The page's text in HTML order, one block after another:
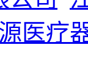
医疗